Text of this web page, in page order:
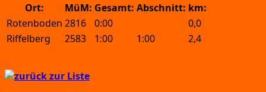
Ort: MüM: Gesamt: Abschnitt: km:
Rotenboden 2816 0:00
0,0
Riffelberg
2583 1:00 1:00 2,4